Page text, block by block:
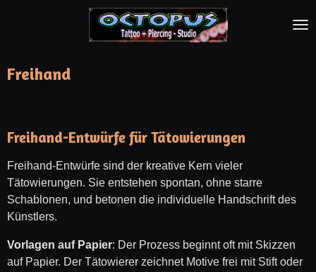
Freihand
Freihand-Entwürfe für Tätowierungen
Freihand-Entwürfe sind der kreative Kern vieler
Tätowierungen. Sie entstehen spontan, ohne starre
Schablonen, und betonen die individuelle Handschrift des
Künstlers.
Vorlagen auf Papier: Der Prozess beginnt oft mit Skizzen
auf Papier. Der Tätowierer zeichnet Motive frei mit Stift oder